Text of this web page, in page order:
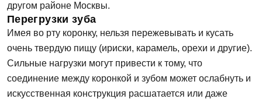
другом районе Москвы.
Перегрузки зуба
Имея во рту коронку, нельзя пережевывать и кусать
очень твердую пищу (ириски, карамель, орехи и другие).
Сильные нагрузки могут привести к тому, что
соединение между коронкой и зубом может ослабнуть и
искусственная конструкция расшатается или даже